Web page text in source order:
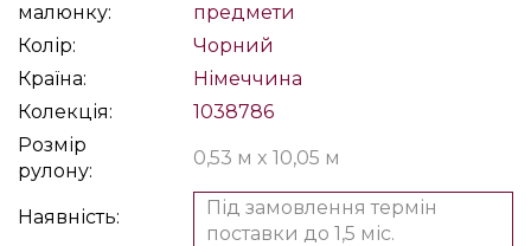
малюнку:
предмети
Колір:
Чорний
Країна:
Німеччина
Колекція:
1038786
Розмір
рулону:
0,53 м x 10,05 м
Наявність:
Під замовлення термін
поставки до 1,5 міс.